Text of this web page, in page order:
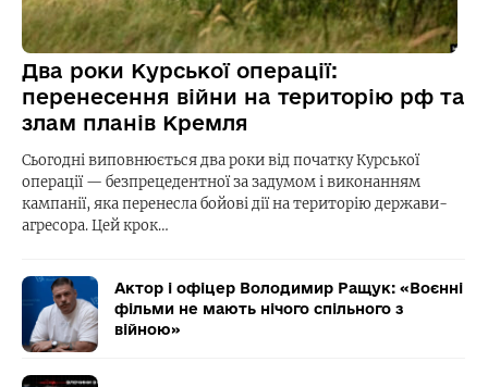
Два роки Курської операції:
перенесення війни на територію рф та
злам планів Кремля
Сьогодні виповнюється два роки від початку Курської
операції — безпрецедентної за задумом і виконанням
кампанії, яка перенесла бойові дії на територію держави-
агресора. Цей крок…
Актор і офіцер Володимир Ращук: «Воєнні
фільми не мають нічого спільного з
війною»